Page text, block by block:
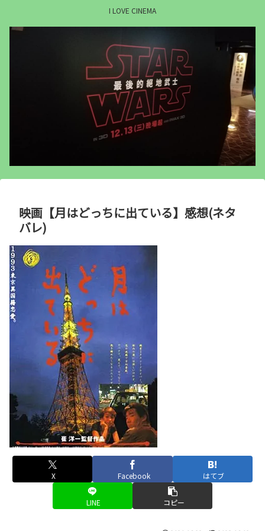
I LOVE CINEMA
映画【月はどっちに出ている】感想(ネタ
バレ)
X Facebook はてブ
LINE コピー